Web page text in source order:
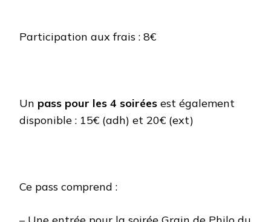
Participation aux frais : 8€
Un pass pour les 4 soirées est également
disponible : 15€ (adh) et 20€ (ext)
Ce pass comprend :